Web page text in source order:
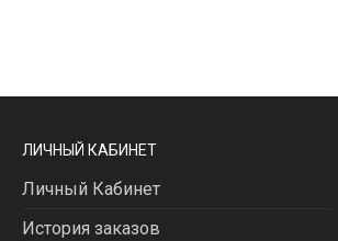
ЛИЧНЫЙ КАБИНЕТ
Личный Кабинет
История заказов